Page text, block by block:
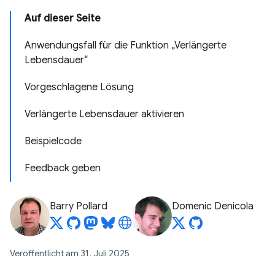
Auf dieser Seite
Anwendungsfall für die Funktion „Verlängerte
Lebensdauer“
Vorgeschlagene Lösung
Verlängerte Lebensdauer aktivieren
Beispielcode
Feedback geben
Barry Pollard Domenic Denicola
Veröffentlicht am 31. Juli 2025